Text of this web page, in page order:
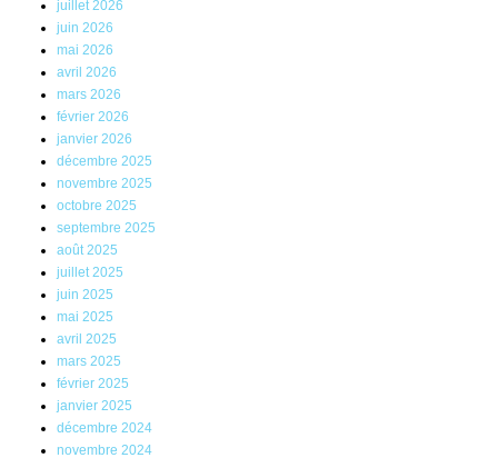
juillet 2026
juin 2026
mai 2026
avril 2026
mars 2026
février 2026
janvier 2026
décembre 2025
novembre 2025
octobre 2025
septembre 2025
août 2025
juillet 2025
juin 2025
mai 2025
avril 2025
mars 2025
février 2025
janvier 2025
décembre 2024
novembre 2024